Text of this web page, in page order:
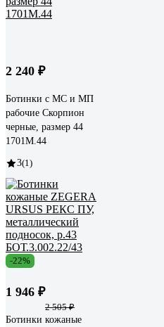
2 240 ₽
Ботинки с МС и МП
рабочие Скорпион
черные, размер 44
1701М.44
3(1)
-22%
1 946 ₽
2 505 ₽
Ботинки кожаные